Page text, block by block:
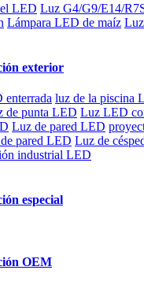
LED Luz G4/G9/E14/
Lámpara LED de maíz
exterior
luz de la piscina
de punta LED Luz LED
Luz de pared LED
pared LED Luz de
industrial LED
especial
OEM